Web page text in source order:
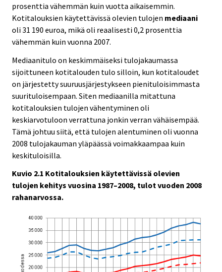
prosenttia vähemmän kuin vuotta aikaisemmin.
Kotitalouksien käytettävissä olevien tulojen mediaani
oli 31 190 euroa, mikä oli reaalisesti 0,2 prosenttia
vähemmän kuin vuonna 2007.
Mediaanitulo on keskimmäiseksi tulojakaumassa
sijoittuneen kotitalouden tulo silloin, kun kotitaloudet
on järjestetty suuruusjärjestykseen pienituloisimmasta
suurituloisempaan. Siten mediaanilla mitattuna
kotitalouksien tulojen vähentyminen oli
keskiarvotuloon verrattuna jonkin verran vähäisempää.
Tämä johtuu siitä, että tulojen alentuminen oli vuonna
2008 tulojakauman yläpäässä voimakkaampaa kuin
keskituloisilla.
Kuvio 2.1 Kotitalouksien käytettävissä olevien
tulojen kehitys vuosina 1987–2008, tulot vuoden 2008
rahanarvossa.